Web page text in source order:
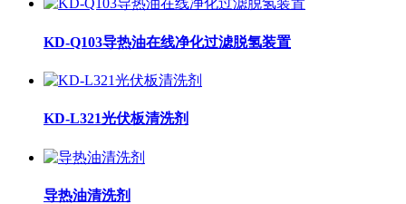
KD-Q103导热油在线净化过滤脱氢装置
KD-L321光伏板清洗剂
导热油清洗剂